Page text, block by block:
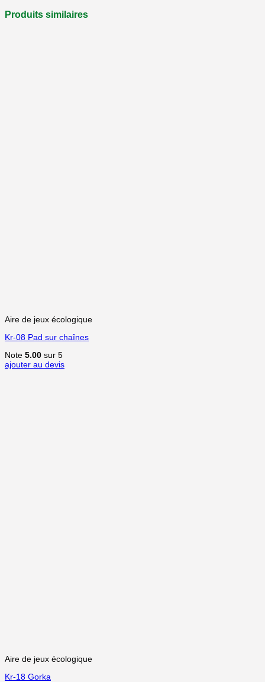
Produits similaires
Aire de jeux écologique
Kr-08 Pad sur chaînes
Note 5.00 sur 5
ajouter au devis
Aire de jeux écologique
Kr-18 Gorka